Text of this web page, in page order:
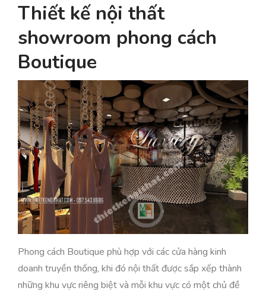
Thiết kế nội thất
showroom phong cách
Boutique
Phong cách Boutique phù hợp với các cửa hàng kinh
doanh truyền thống, khi đó nội thất được sắp xếp thành
những khu vực riêng biệt và mỗi khu vực có một chủ đề